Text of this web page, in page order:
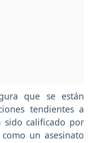
que se están
tendientes a
sido calificado por
un asesinato